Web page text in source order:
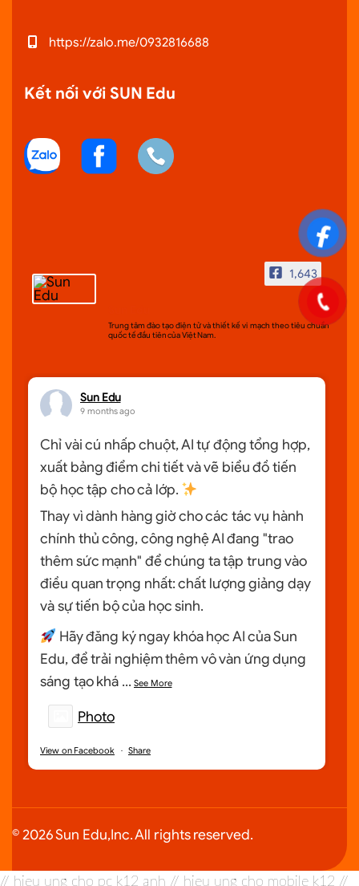
https://zalo.me/0932816688
Kết nối với SUN Edu
1,643
Trung tâm đào tạo điện tử và thiết kế vi mạch theo tiêu chuẩn
quốc tế đầu tiên của Việt Nam.
Sun Edu
9 months ago
Chỉ vài cú nhấp chuột, AI tự động tổng hợp,
xuất bảng điểm chi tiết và vẽ biểu đồ tiến
bộ học tập cho cả lớp.
Thay vì dành hàng giờ cho các tác vụ hành
chính thủ công, công nghệ AI đang "trao
thêm sức mạnh" để chúng ta tập trung vào
điều quan trọng nhất: chất lượng giảng dạy
và sự tiến bộ của học sinh.
Hãy đăng ký ngay khóa học AI của Sun
Edu, để trải nghiệm thêm vô vàn ứng dụng
sáng tạo khá ... See More
Photo
View on Facebook · Share
© 2026 Sun Edu,Inc. All rights reserved.
// hieu ung cho pc k12 anh // hieu ung cho mobile k12 //